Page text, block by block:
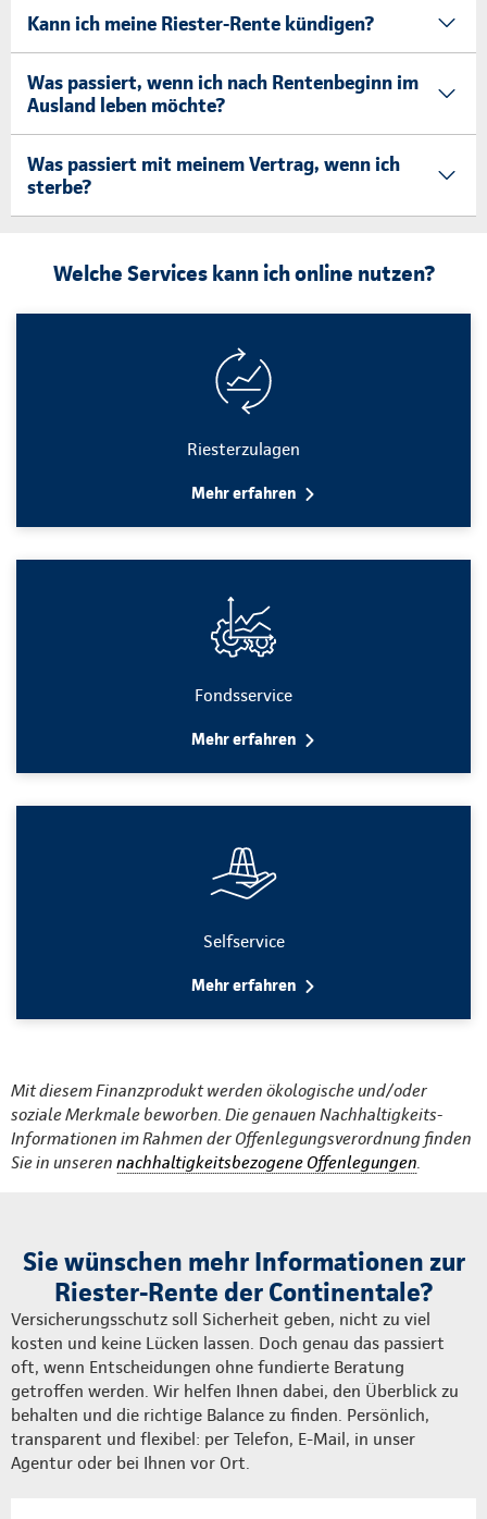
Kann ich meine Riester-Rente kündigen?
Was passiert, wenn ich nach Rentenbeginn im
Ausland leben möchte?
Was passiert mit meinem Vertrag, wenn ich
sterbe?
Welche Services kann ich online nutzen?
Riesterzulagen
Mehr erfahren
Fondsservice
Mehr erfahren
Selfservice
Mehr erfahren
Mit diesem Finanzprodukt werden ökologische und/oder
soziale Merkmale beworben. Die genauen Nachhaltigkeits-
Informationen im Rahmen der Offenlegungsverordnung finden
Sie in unseren nachhaltigkeitsbezogene Offenlegungen
Sie wünschen mehr Informationen zur
Riester-Rente der Continentale?
Versicherungsschutz soll Sicherheit geben, nicht zu viel
kosten und keine Lücken lassen. Doch genau das passiert
oft, wenn Entscheidungen ohne fundierte Beratung
getroffen werden. Wir helfen Ihnen dabei, den Überblick zu
behalten und die richtige Balance zu finden. Persönlich,
transparent und flexibel: per Telefon, E-Mail, in unser
Agentur oder bei Ihnen vor Ort.